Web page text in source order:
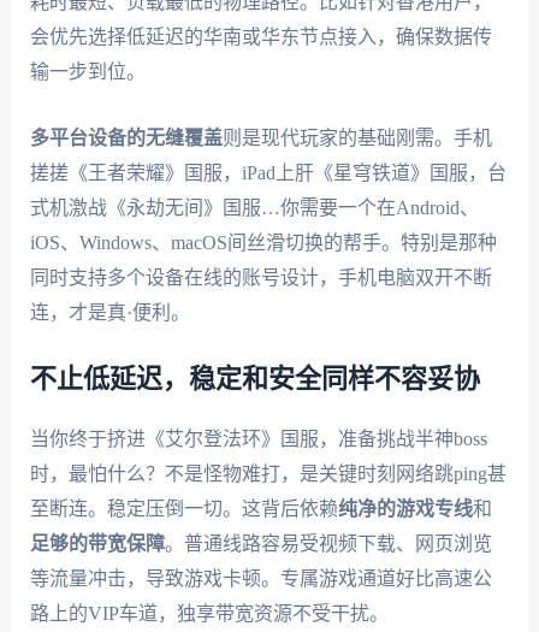
会优先选择低延迟的华南或华东节点接入，确保数据传
输一步到位。
多平台设备的无缝覆盖则是现代玩家的基础刚需。手机
搓搓《王者荣耀》国服，iPad上肝《星穹铁道》国服，台
式机激战《永劫无间》国服…你需要一个在Android、
iOS、Windows、macOS间丝滑切换的帮手。特别是那种
同时支持多个设备在线的账号设计，手机电脑双开不断
连，才是真·便利。
不止低延迟，稳定和安全同样不容妥协
当你终于挤进《艾尔登法环》国服，准备挑战半神boss
时，最怕什么？不是怪物难打，是关键时刻网络跳ping甚
至断连。稳定压倒一切。这背后依赖纯净的游戏专线和
足够的带宽保障。普通线路容易受视频下载、网页浏览
等流量冲击，导致游戏卡顿。专属游戏通道好比高速公
路上的VIP车道，独享带宽资源不受干扰。